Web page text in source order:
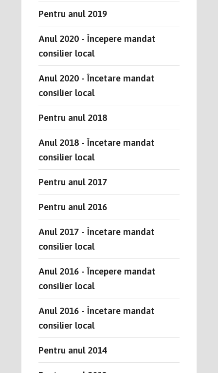
Pentru anul 2019
Anul 2020 - Începere mandat
consilier local
Anul 2020 - Încetare mandat
consilier local
Pentru anul 2018
Anul 2018 - Încetare mandat
consilier local
Pentru anul 2017
Pentru anul 2016
Anul 2017 - Încetare mandat
consilier local
Anul 2016 - Începere mandat
consilier local
Anul 2016 - Încetare mandat
consilier local
Pentru anul 2014